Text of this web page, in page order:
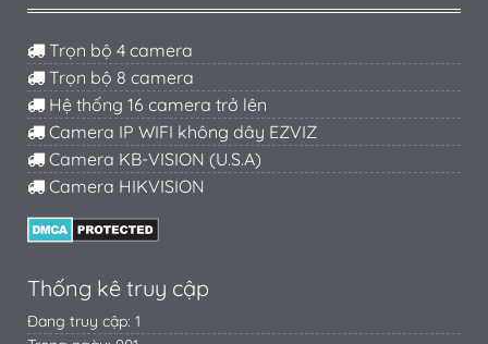
Trọn bộ 4 camera
Trọn bộ 8 camera
Hệ thống 16 camera trở lên
Camera IP WIFI không dây EZVIZ
Camera KB-VISION (U.S.A)
Camera HIKVISION
Thống kê truy cập
Đang truy cập: 1